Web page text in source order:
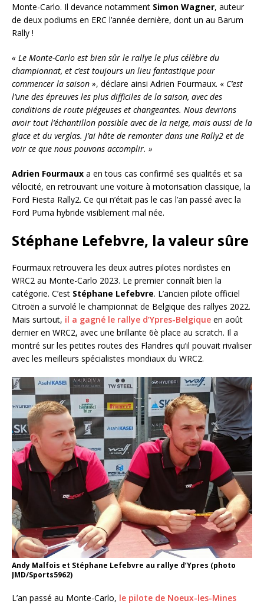
Monte-Carlo. Il devance notamment Simon Wagner, auteur
de deux podiums en ERC l’année dernière, dont un au Barum
Rally !
« Le Monte-Carlo est bien sûr le rallye le plus célèbre du
championnat, et c’est toujours un lieu fantastique pour
commencer la saison », déclare ainsi Adrien Fourmaux. « C’est
l’une des épreuves les plus difficiles de la saison, avec des
conditions de route piégeuses et changeantes. Nous devrions
avoir tout l’échantillon possible avec de la neige, mais aussi de la
glace et du verglas. J’ai hâte de remonter dans une Rally2 et de
voir ce que nous pouvons accomplir. »
Adrien Fourmaux a en tous cas confirmé ses qualités et sa
vélocité, en retrouvant une voiture à motorisation classique, la
Ford Fiesta Rally2. Ce qui n’était pas le cas l’an passé avec la
Ford Puma hybride visiblement mal née.
Stéphane Lefebvre, la valeur sûre
Fourmaux retrouvera les deux autres pilotes nordistes en
WRC2 au Monte-Carlo 2023. Le premier connaît bien la
catégorie. C’est Stéphane Lefebvre. L’ancien pilote officiel
Citroën a survolé le championnat de Belgique des rallyes 2022.
Mais surtout, il a gagné le rallye d’Ypres-Belgique en août
dernier en WRC2, avec une brillante 6è place au scratch. Il a
montré sur les petites routes des Flandres qu’il pouvait rivaliser
avec les meilleurs spécialistes mondiaux du WRC2.
Andy Malfois et Stéphane Lefebvre au rallye d’Ypres (photo
JMD/Sports5962)
L’an passé au Monte-Carlo, le pilote de Noeux-les-Mines